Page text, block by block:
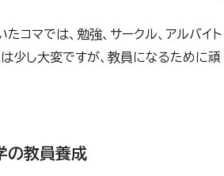
たコマでは、勉強、サークル、アルバイト
少し大変ですが、教員になるために頑
の教員養成